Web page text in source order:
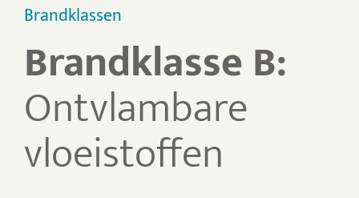
Brandklassen
Brandklasse B:
Ontvlambare
vloeistoffen